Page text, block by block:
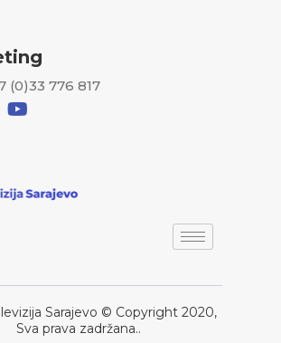
(0)33 776 817
Sarajevo © Copyright 2020,
Sva prava zadržana..